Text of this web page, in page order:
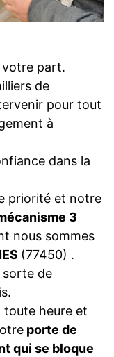
votre part.
de
pour tout
à
dans la
priorité et notre
3
nous sommes
(77450) .
sorte de
toute heure et
porte de
qui se bloque